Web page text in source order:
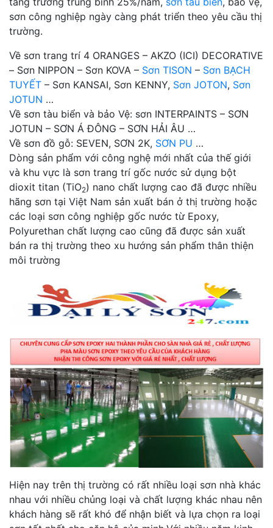
sơn công nghiệp ngày càng phát triển theo yêu cầu thị
trường.
Về sơn trang trí 4 ORANGES – AKZO (ICI) DECORATIVE
– Sơn NIPPON – Sơn KOVA – Sơn TISON – Sơn BẠCH
TUYẾT – Sơn KANSAI, Sơn KENNY, Sơn JOTON, Sơn
JOTUN …
Về sơn tàu biển và bảo Vệ: sơn INTERPAINTS – SƠN
JOTUN – SƠN Á ĐÔNG – SƠN HẢI ÂU …
Về sơn đồ gỗ: SEVEN, SƠN 2K, SƠN PU …
Dòng sản phẩm với công nghệ mới nhất của thế giới
và khu vực là sơn trang trí gốc nước sử dụng bột
dioxit titan (TiO2) nano chất lượng cao đã được nhiều
hãng sơn tại Việt Nam sản xuất bán ở thị trường hoặc
các loại sơn công nghiệp gốc nước từ Epoxy,
Polyurethan chất lượng cao cũng đã được sản xuất
bán ra thị trường theo xu hướng sản phẩm thân thiện
môi trường
Hiện nay trên thị trường có rất nhiều loại sơn nhà khác
nhau với nhiều chủng loại và chất lượng khác nhau nên
khách hàng sẽ rất khó để nhận biết và lựa chọn ra loại